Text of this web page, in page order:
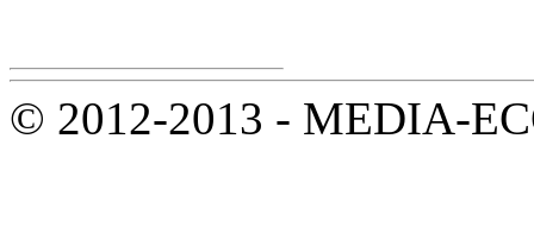
© 2012-2013 - MEDIA-